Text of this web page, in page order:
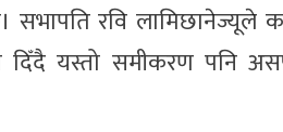
रवि लामिछानेज्यूले
दिँदै यस्तो समीकरण पनि